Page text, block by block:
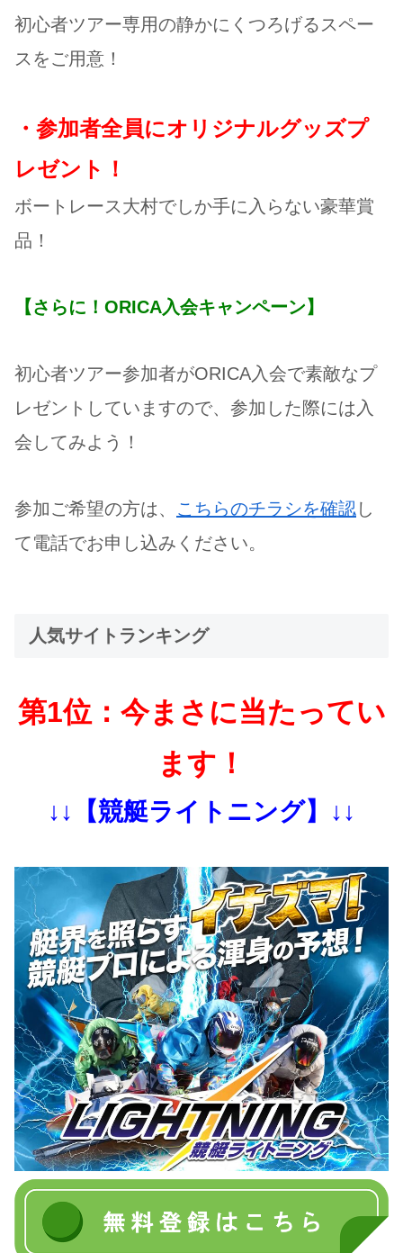
初心者ツアー専用の静かにくつろげるスペー
スをご用意！
・参加者全員にオリジナルグッズプ
レゼント！
ボートレース大村でしか手に入らない豪華賞
品！
【さらに！ORICA入会キャンペーン】
初心者ツアー参加者がORICA入会で素敵なプ
レゼントしていますので、参加した際には入
会してみよう！
参加ご希望の方は、 こちらのチラシを確認し
て電話でお申し込みください。
人気サイトランキング
第1位：今まさに当たってい
ます！
↓↓【競艇ライトニング】↓↓